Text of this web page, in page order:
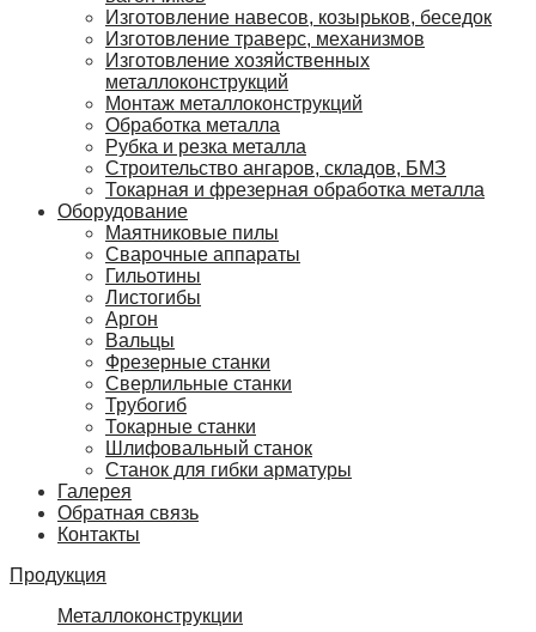
Изготовление навесов, козырьков, беседок
Изготовление траверс, механизмов
Изготовление хозяйственных
металлоконструкций
Монтаж металлоконструкций
Обработка металла
Рубка и резка металла
Строительство ангаров, складов, БМЗ
Токарная и фрезерная обработка металла
Оборудование
Маятниковые пилы
Сварочные аппараты
Гильотины
Листогибы
Аргон
Вальцы
Фрезерные станки
Сверлильные станки
Трубогиб
Токарные станки
Шлифовальный станок
Станок для гибки арматуры
Галерея
Обратная связь
Контакты
Продукция
Металлоконструкции